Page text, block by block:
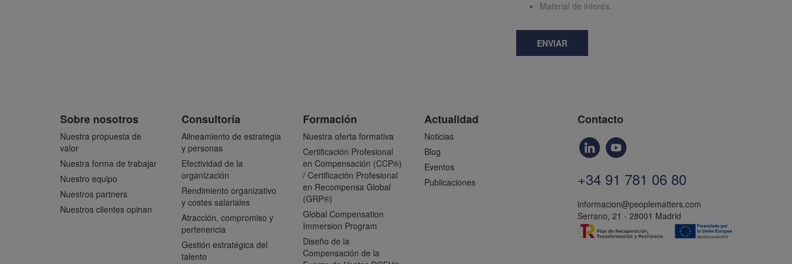
Material de interés.
ENVIAR
Sobre nosotros
Nuestra propuesta de
valor
Nuestra forma de trabajar
Nuestro equipo
Nuestros partners
Nuestros clientes opinan
Consultoría
Alineamiento de estrategia
y personas
Efectividad de la
organización
Rendimiento organizativo
y costes salariales
Atracción, compromiso y
pertenencia
Gestión estratégica del
talento
Formación
Nuestra oferta formativa
Certificación Profesional
en Compensación (CCP®)
/ Certificación Profesional
en Recompensa Global
(GRP®)
Global Compensation
Immersion Program
Diseño de la
Compensación de la
Actualidad
Noticias
Blog
Eventos
Publicaciones
Contacto
+34 91 781 06 80
informacion@peoplematters.com
Serrano, 21 - 28001 Madrid